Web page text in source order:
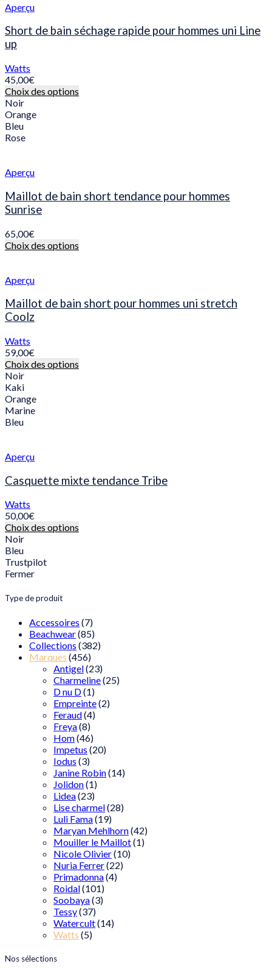
être
produit
Aperçu
Short de bain séchage rapide pour hommes uni Line
up
Watts
45,00€
Choix des options
choisies
produit
Noir
Orange
Bleu
Rose
Aperçu
Maillot de bain short tendance pour hommes
Sunrise
65,00€
Choix des options
Les
la
Aperçu
Maillot de bain short pour hommes uni stretch
Coolz
Watts
59,00€
Choix des options
sur
Noir
Kaki
Orange
Marine
Bleu
Aperçu
Casquette mixte tendance Tribe
Watts
50,00€
Choix des options
être
choisies
sur
la
page
du
produit
Noir
Bleu
Trustpilot
Fermer
Type de produit
Accessoires (7)
Beachwear(85)
Collections (382)
Marques (456)
Antigel(23)
Charmeline(25)
D nu D(1)
Empreinte(2)
Feraud(4)
Freya(8)
Hom(46)
Impetus (20)
Iodus (3)
Janine Robin(14)
Jolidon(1)
Lidea(23)
Lise charmel(28)
Luli Fama(19)
Maryan Mehlhorn(42)
Mouiller le Maillot(1)
Nicole Olivier(10)
Nuria Ferrer(22)
Primadonna(4)
Roidal(101)
Soobaya(3)
Tessy(37)
Watercult(14)
Watts (5)
Nos sélections